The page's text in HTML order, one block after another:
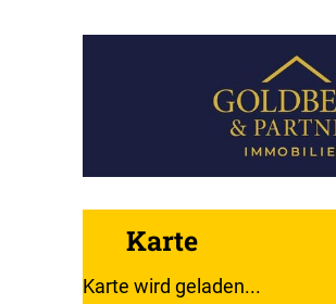
Karte
Karte wird geladen...